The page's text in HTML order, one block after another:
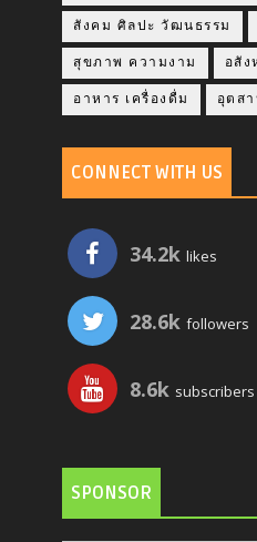
สังคม ศิลปะ วัฒนธรรม
สุขภาพ ความงาม อสัง
อาหาร เครื่องดื่ม อุตส
CONNECT WITH US
34.2k likes
28.6k followers
8.6k subscribers
SPONSOR